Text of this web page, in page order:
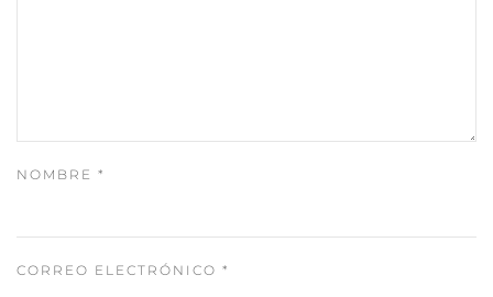
NOMBRE *
CORREO ELECTRÓNICO *